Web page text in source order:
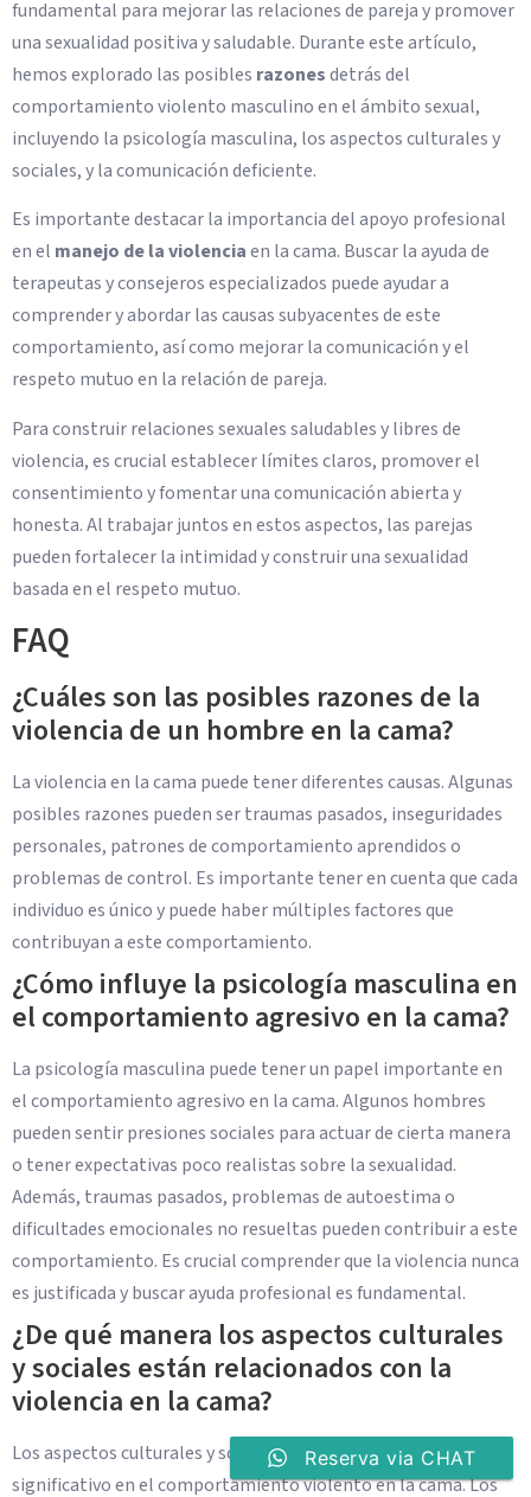
fundamental para mejorar las relaciones de pareja y promover
una sexualidad positiva y saludable. Durante este artículo,
hemos explorado las posibles razonesdetrás del
comportamiento violento masculino en el ámbito sexual,
incluyendo la psicología masculina, los aspectos culturales y
sociales, y la comunicación deficiente.
Es importante destacar la importancia del apoyo profesional
en el manejo de la violenciaen la cama. Buscar la ayuda de
terapeutas y consejeros especializados puede ayudar a
comprender y abordar las causas subyacentes de este
comportamiento, así como mejorar la comunicación y el
respeto mutuo en la relación de pareja.
Para construir relaciones sexuales saludables y libres de
violencia, es crucial establecer límites claros, promover el
consentimiento y fomentar una comunicación abierta y
honesta. Al trabajar juntos en estos aspectos, las parejas
pueden fortalecer la intimidad y construir una sexualidad
basada en el respeto mutuo.
FAQ
¿Cuáles son las posibles razones de la
violencia de un hombre en la cama?
La violencia en la cama puede tener diferentes causas. Algunas
posibles razones pueden ser traumas pasados, inseguridades
personales, patrones de comportamiento aprendidos o
problemas de control. Es importante tener en cuenta que cada
individuo es único y puede haber múltiples factores que
contribuyan a este comportamiento.
¿Cómo influye la psicología masculina en
el comportamiento agresivo en la cama?
La psicología masculina puede tener un papel importante en
el comportamiento agresivo en la cama. Algunos hombres
pueden sentir presiones sociales para actuar de cierta manera
o tener expectativas poco realistas sobre la sexualidad.
Además, traumas pasados, problemas de autoestima o
dificultades emocionales no resueltas pueden contribuir a este
comportamiento. Es crucial comprender que la violencia nunca
es justificada y buscar ayuda profesional es fundamental.
¿De qué manera los aspectos culturales
y sociales están relacionados con la
violencia en la cama?
Los aspectos culturales y sociales pueden tener un impacto
significativo en el comportamiento violento en la cama. Los
Reserva via CHAT